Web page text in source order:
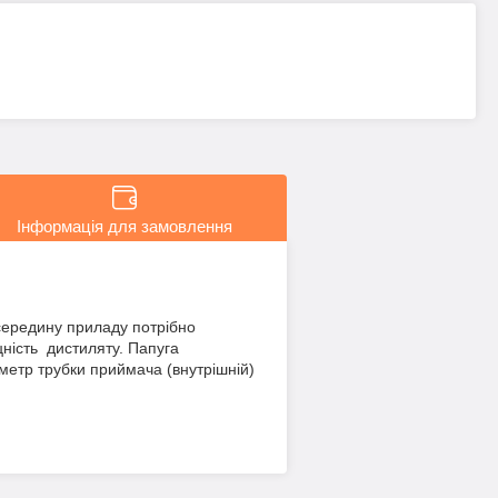
Інформація для замовлення
приладу потрібно
дистиляту. Папуга
трубки приймача (внутрішній)